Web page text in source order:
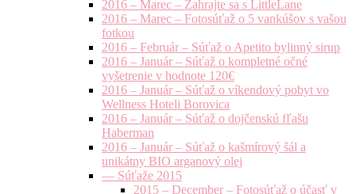
2016 – Marec – Zahrajte sa s LittleLane
2016 – Marec – Fotosúťaž o 5 vankúšov s vašou
fotkou
2016 – Február – Súťaž o Apetito bylinný sirup
2016 – Január – Súťaž o kompletné očné
vyšetrenie v hodnote 120€
2016 – Január – Súťaž o víkendový pobyt vo
Wellness Hoteli Borovica
2016 – Január – Súťaž o dojčenskú fľašu
Haberman
2016 – Január – Súťaž o kašmírový šál a
unikátny BIO arganový olej
— Súťaže 2015
2015 – December – Fotosúťaž o účasť v